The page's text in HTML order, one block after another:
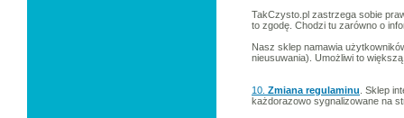
TakCzysto.pl zastrzega sobie
to zgodę. Chodzi tu zarówno o
Nasz sklep namawia
nieusuwania). Umożliwi to
10. Zmiana regulaminu . Sklep
każdorazowo sygnalizowane na